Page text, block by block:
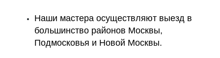
Наши мастера осуществляют выезд в
большинство районов Москвы,
Подмосковья и Новой Москвы.